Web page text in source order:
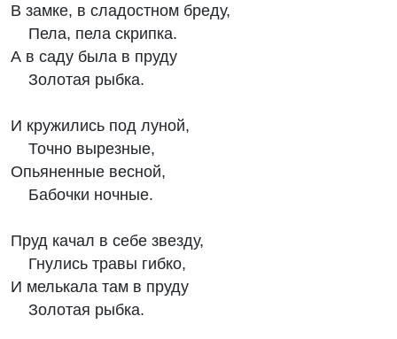
В замке, в сладостном бреду,
Пела, пела скрипка.
А в саду была в пруду
Золотая рыбка.
И кружились под луной,
Точно вырезные,
Опьяненные весной,
Бабочки ночные.
Пруд качал в себе звезду,
Гнулись травы гибко,
И мелькала там в пруду
Золотая рыбка.